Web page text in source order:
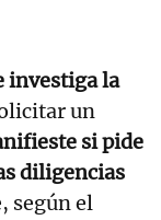
investiga la
un
si pide
diligencias
según el